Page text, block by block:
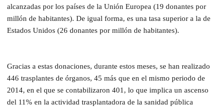
alcanzadas por los países de la Unión Europea (19 donantes por
millón de habitantes). De igual forma, es una tasa superior a la de
Estados Unidos (26 donantes por millón de habitantes).
Gracias a estas donaciones, durante estos meses, se han realizado
446 trasplantes de órganos, 45 más que en el mismo periodo de
2014, en el que se contabilizaron 401, lo que implica un ascenso
del 11% en la actividad trasplantadora de la sanidad pública